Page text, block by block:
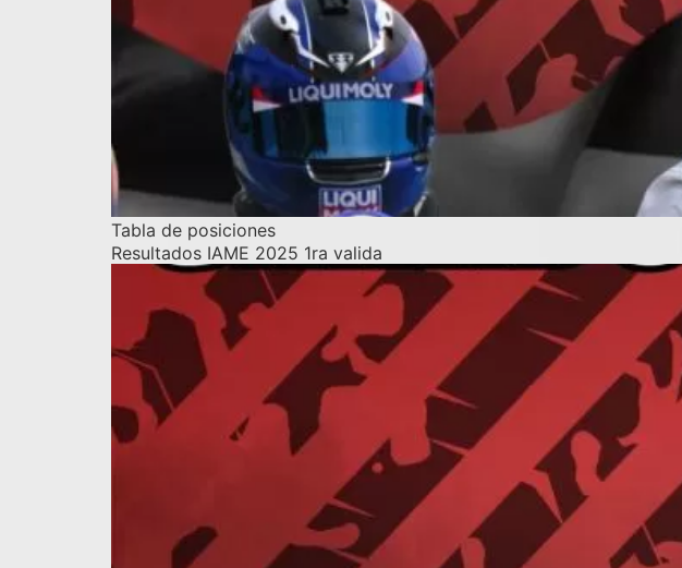
Tabla de posiciones
Resultados IAME 2025 1ra valida